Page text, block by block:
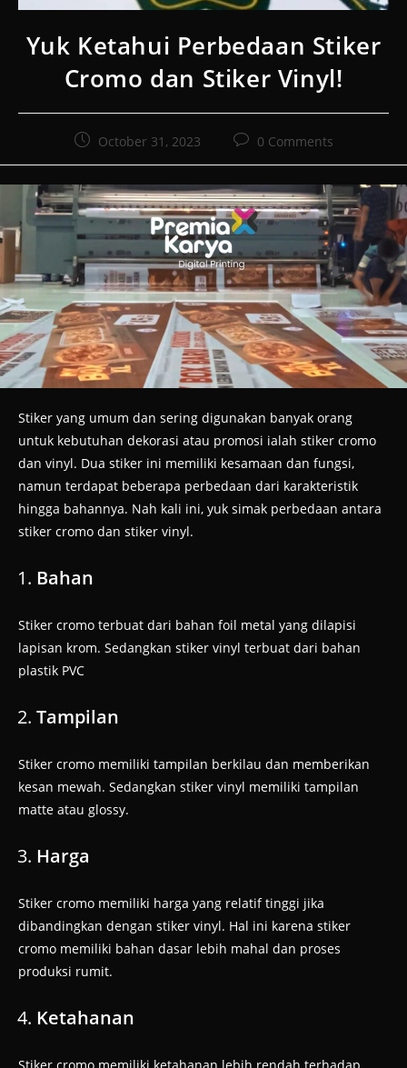
Yuk Ketahui Perbedaan Stiker
Cromo dan Stiker Vinyl!
Post October 31, 2023
Post 0 Comments
Stiker yang umum dan sering digunakan banyak orang
untuk kebutuhan dekorasi atau promosi ialah stiker cromo
dan vinyl. Dua stiker ini memiliki kesamaan dan fungsi,
namun terdapat beberapa perbedaan dari karakteristik
hingga bahannya. Nah kali ini, yuk simak perbedaan antara
stiker cromo dan stiker vinyl.
Bahan
Stiker cromo terbuat dari bahan foil metal yang dilapisi
lapisan krom. Sedangkan stiker vinyl terbuat dari bahan
plastik PVC
Tampilan
Stiker cromo memiliki tampilan berkilau dan memberikan
kesan mewah. Sedangkan stiker vinyl memiliki tampilan
matte atau glossy.
Harga
Stiker cromo memiliki harga yang relatif tinggi jika
dibandingkan dengan stiker vinyl. Hal ini karena stiker
cromo memiliki bahan dasar lebih mahal dan proses
produksi rumit.
Ketahanan